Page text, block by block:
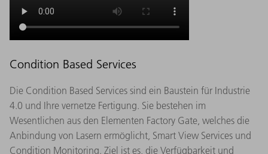
Condition Based Services
Die Condition Based Services sind ein Baustein für Industrie
4.0 und Ihre vernetze Fertigung. Sie bestehen im
Wesentlichen aus den Elementen Factory Gate, welches die
Anbindung von Lasern ermöglicht, Smart View Services und
Condition Monitoring. Ziel ist es, die Verfügbarkeit und